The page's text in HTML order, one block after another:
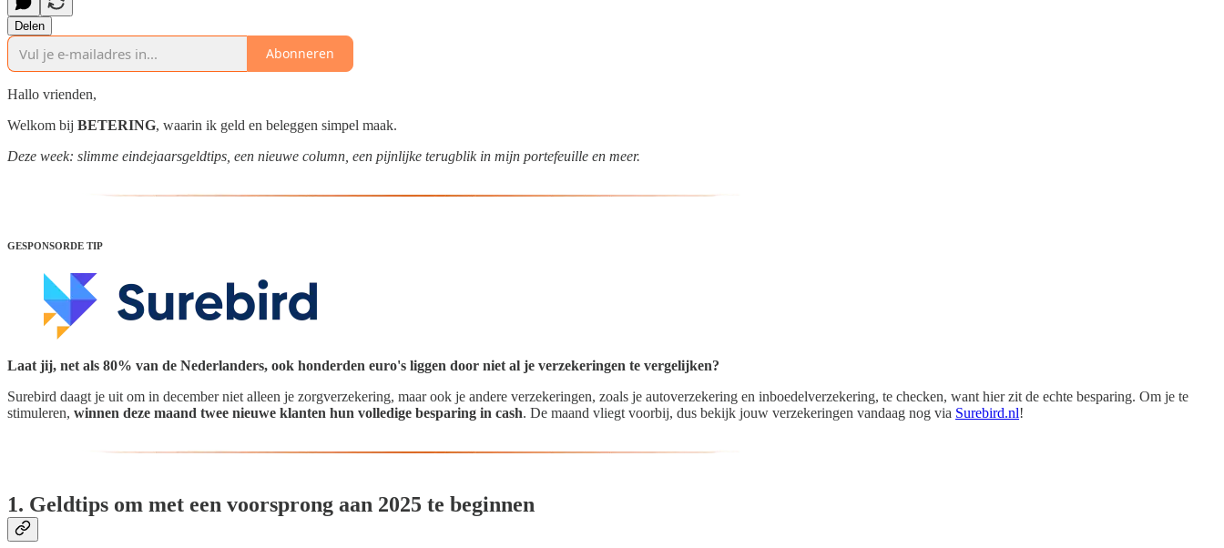
Delen
Abonneren
Hallo vrienden,
Welkom bij BETERING, waarin ik geld en beleggen simpel maak.
Deze week: slimme eindejaarsgeldtips, een nieuwe column, een pijnlijke terugblik in mijn portefeuille en meer.
GESPONSORDE TIP
Laat jij, net als 80% van de Nederlanders, ook honderden euro's liggen door niet al je verzekeringen te vergelijken?
Surebird daagt je uit om in december niet alleen je zorgverzekering, maar ook je andere verzekeringen, zoals je autoverzekering en inboedelverzekering, te checken, want hier zit de echte besparing. Om je te
stimuleren, winnen deze maand twee nieuwe klanten hun volledige besparing in cash. De maand vliegt voorbij, dus bekijk jouw verzekeringen vandaag nog via Surebird.nl!
1. Geldtips om met een voorsprong aan 2025 te beginnen